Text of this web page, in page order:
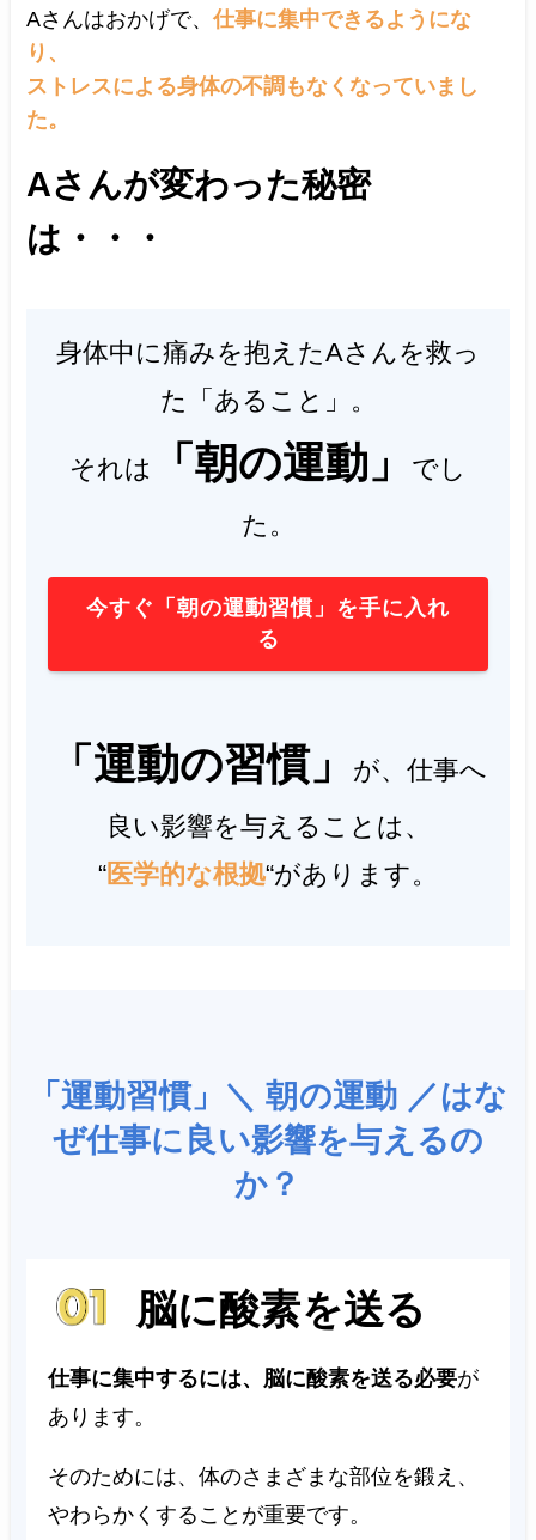
Aさんはおかげで、仕事に集中できるようにな
り、
ストレスによる身体の不調もなくなっていまし
た。
Aさんが変わった秘密
は・・・
身体中に痛みを抱えたAさんを救っ
た「あること」。
それは 「朝の運動」
でし
た。
今すぐ「朝の運動習慣」を手に入れ
る
「運動の習慣」
が、仕事へ
良い影響を与えることは、
“医学的な根拠“があります。
「運動習慣」＼ 朝の運動 ／はな
ぜ仕事に良い影響を与えるの
か？
脳に酸素を送る
仕事に集中するには、脳に酸素を送る必要が
あります。
そのためには、体のさまざまな部位を鍛え、
やわらかくすることが重要です。